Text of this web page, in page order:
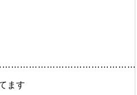
ます